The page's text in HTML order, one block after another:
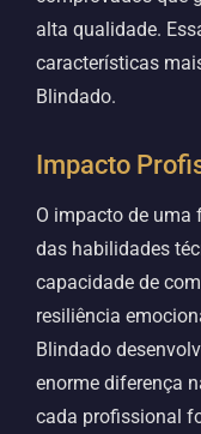
alta qualidade.
características
Blindado.
Impacto
O impacto de
das habilidades
capacidade de
resiliência
Blindado
enorme diferença
cada profissional